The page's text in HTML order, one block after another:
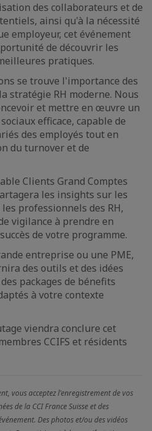
des collaborateurs et de
ainsi qu'à la nécessité
employeur, cet événement
de découvrir les
pratiques.
se trouve l'importance des
stratégie RH moderne. Nous
et mettre en œuvre un
efficace, capable de
des employés tout en
du turnover et de
Clients Grand Comptes
les insights sur les
professionnels des RH,
vigilance à prendre en
de votre programme.
entreprise ou une PME,
des outils et des idées
packages de bénefits
à votre contexte
viendra conclure cet
CCIFS et résidents
vous acceptez l'enregistrement de vos
de la CCI France Suisse et des
Des photos et/ou des vidéos